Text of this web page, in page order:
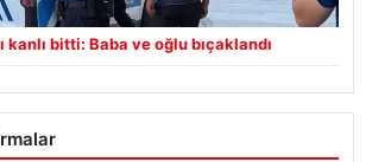
kanlı bitti: Baba ve oğlu bıçaklandı